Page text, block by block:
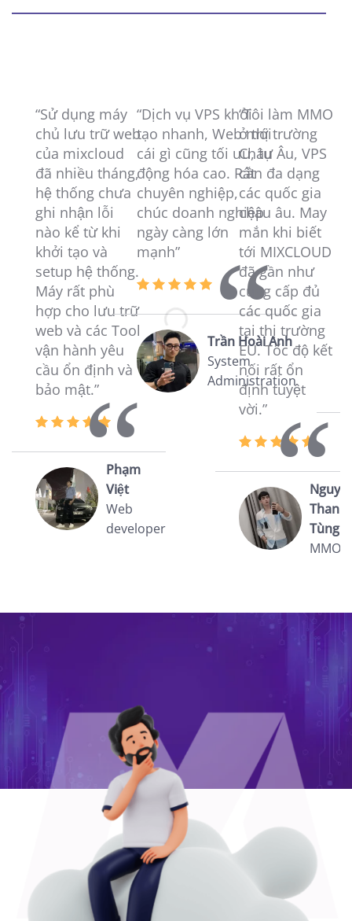
“Sử dụng máy
chủ lưu trữ web
của mixcloud
đã nhiều tháng,
hệ thống chưa
ghi nhận lỗi
nào kể từ khi
khởi tạo và
setup hệ thống.
Máy rất phù
hợp cho lưu trữ
web và các Tool
vận hành yêu
cầu ổn định và
bảo mật.”
Phạm
Việt
Web
developer
“Dịch vụ VPS khởi
tạo nhanh, Web mới
cái gì cũng tối ưu, tự
động hóa cao. Rất
chuyên nghiệp,
chúc doanh nghiệp
ngày càng lớn
mạnh”
Trần Hoài Anh
System
Administration
“Tôi làm MMO
ở thị trường
Châu Âu, VPS
cần đa dạng
các quốc gia
châu âu. May
mắn khi biết
tới MIXCLOUD
đã gần như
cung cấp đủ
các quốc gia
tại thị trường
EU. Tốc độ kết
nối rất ổn
định tuyệt
vời.”
Thanh
Tùng